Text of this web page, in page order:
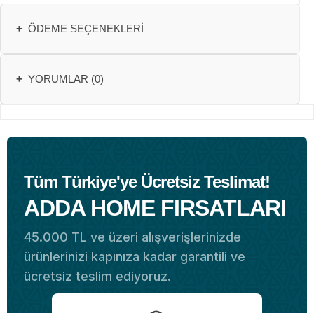
+ ÖDEME SEÇENEKLERI
+ YORUMLAR (0)
Tüm Türkiye'ye Ücretsiz Teslimat!
ADDA HOME FIRSATLARI
45.000 TL ve üzeri alışverişlerinizde
ürünlerinizi kapınıza kadar garantili ve
ücretsiz teslim ediyoruz.